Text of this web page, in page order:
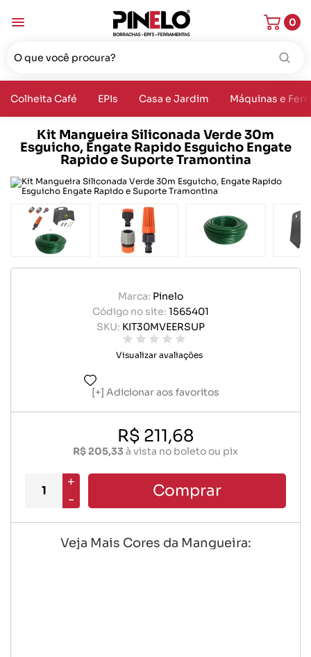
0
Colheita Café EPIs Casa e Jardim Máquinas e
Kit Mangueira Siliconada Verde 30m
Esguicho, Engate Rapido Esguicho Engate
Rapido e Suporte Tramontina
Marca: Pinelo
Código no site: 1565401
SKU: KIT30MVEERSUP
Visualizar avaliações
Adicionar aos favoritos
R$ 211,68
R$ 205,33 à vista no boleto ou pix
+
-
Comprar
Veja Mais Cores da Mangueira: